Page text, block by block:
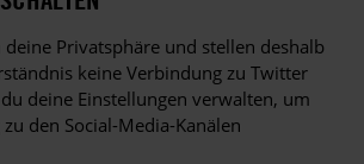
Privatsphäre und stellen deshalb
keine Verbindung zu Twitter
deine Einstellungen verwalten, um
den Social-Media-Kanälen